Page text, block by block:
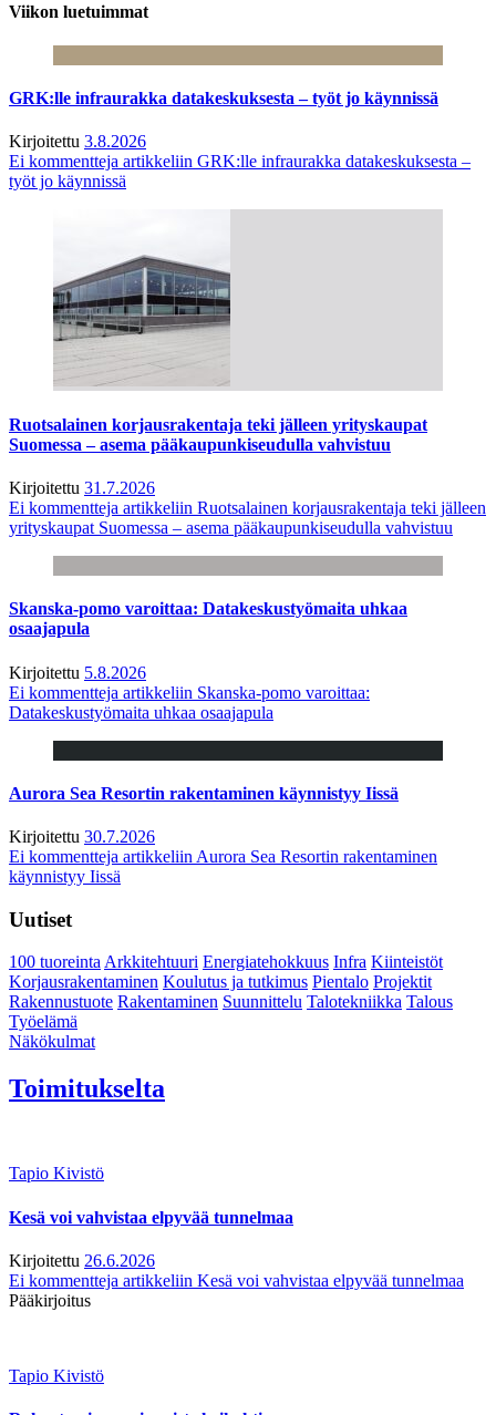
Viikon luetuimmat
GRK:lle infraurakka datakeskuksesta – työt jo käynnissä
Kirjoitettu 3.8.2026
Ei kommentteja artikkeliin GRK:lle infraurakka datakeskuksesta –
työt jo käynnissä
Ruotsalainen korjausrakentaja teki jälleen yrityskaupat
Suomessa – asema pääkaupunkiseudulla vahvistuu
Kirjoitettu 31.7.2026
Ei kommentteja artikkeliin Ruotsalainen korjausrakentaja teki jälleen
yrityskaupat Suomessa – asema pääkaupunkiseudulla vahvistuu
Skanska-pomo varoittaa: Datakeskustyömaita uhkaa
osaajapula
Kirjoitettu 5.8.2026
Ei kommentteja artikkeliin Skanska-pomo varoittaa:
Datakeskustyömaita uhkaa osaajapula
Aurora Sea Resortin rakentaminen käynnistyy Iissä
Kirjoitettu 30.7.2026
Ei kommentteja artikkeliin Aurora Sea Resortin rakentaminen
käynnistyy Iissä
Uutiset
100 tuoreintaArkkitehtuuri Energiatehokkuus Infra Kiinteistöt
Korjausrakentaminen Koulutus ja tutkimus Pientalo Projektit
Rakennustuote Rakentaminen Suunnittelu Talotekniikka Talous
Työelämä
Näkökulmat
Toimitukselta
Tapio Kivistö
Kesä voi vahvistaa elpyvää tunnelmaa
Kirjoitettu 26.6.2026
Ei kommentteja artikkeliin Kesä voi vahvistaa elpyvää tunnelmaa
Pääkirjoitus
Tapio Kivistö